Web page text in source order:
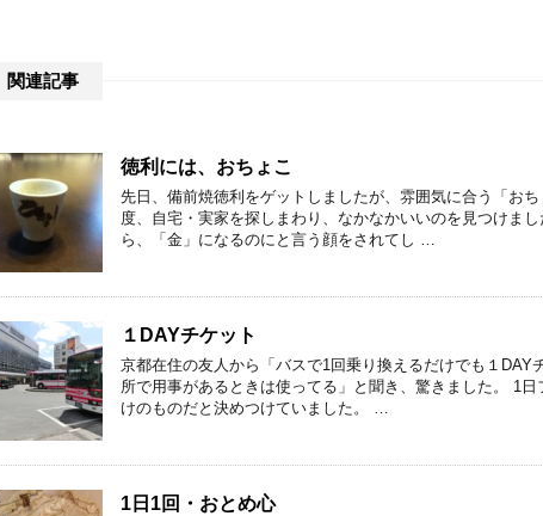
関連記事
徳利には、おちょこ
先日、備前焼徳利をゲットしましたが、雰囲気に合う「お
度、自宅・実家を探しまわり、なかなかいいのを見つけま
ら、「金」になるのにと言う顔をされてし …
１DAYチケット
京都在住の友人から「バスで1回乗り換えるだけでも１DAY
所で用事があるときは使ってる」と聞き、驚きました。 1
けのものだと決めつけていました。 …
1日1回・おとめ心